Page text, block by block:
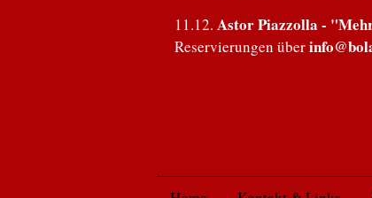
11.12. Astor Piazzolla -
Reservierungen über